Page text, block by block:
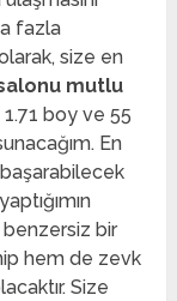
fazla
size en
mutlu
boy ve 55
En
başarabilecek
benzersiz bir
hem de zevk
Size